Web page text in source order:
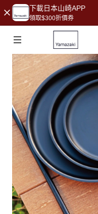
下載日本山崎APP
領取$300折價券